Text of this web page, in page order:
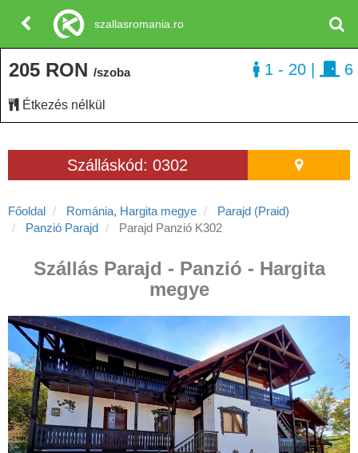
Szálláskód: 0302
Főoldal Románia, Hargita megye
Parajd (Praid)
Panzió Parajd
Parajd Panzió K302
Szállás Parajd - Panzió - Hargita
megye
205 RON /szoba
Étkezés nélkül
1 - 20 6
szallasromania.ro